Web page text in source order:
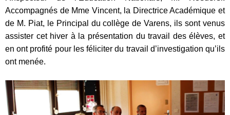
Accompagnés de Mme Vincent, la Directrice Académique et
de M. Piat, le Principal du collège de Varens, ils sont venus
assister cet hiver à la présentation du travail des élèves, et
en ont profité pour les féliciter du travail d’investigation qu’ils
ont menée.